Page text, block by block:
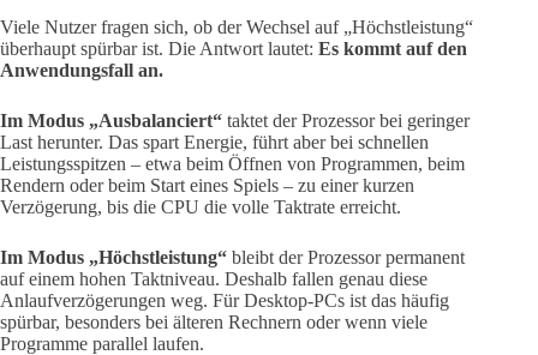
Viele Nutzer fragen sich, ob der Wechsel auf „Höchstleistung“
überhaupt spürbar ist. Die Antwort lautet: Es kommt auf den
Anwendungsfall an.
Im Modus „Ausbalanciert“ taktet der Prozessor bei geringer
Last herunter. Das spart Energie, führt aber bei schnellen
Leistungsspitzen – etwa beim Öffnen von Programmen, beim
Rendern oder beim Start eines Spiels – zu einer kurzen
Verzögerung, bis die CPU die volle Taktrate erreicht.
Im Modus „Höchstleistung“ bleibt der Prozessor permanent
auf einem hohen Taktniveau. Deshalb fallen genau diese
Anlaufverzögerungen weg. Für Desktop-PCs ist das häufig
spürbar, besonders bei älteren Rechnern oder wenn viele
Programme parallel laufen.